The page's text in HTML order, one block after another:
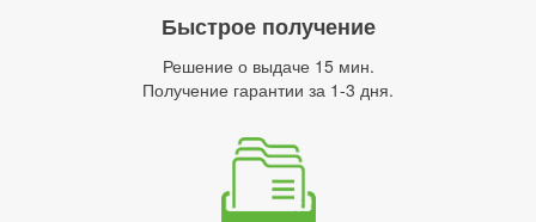
Быстрое получение
Решение о выдаче 15 мин.
Получение гарантии за 1-3 дня.